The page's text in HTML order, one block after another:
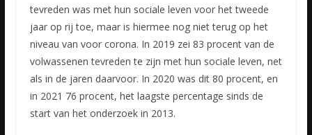
tevreden was met hun sociale leven voor het tweede
jaar op rij toe, maar is hiermee nog niet terug op het
niveau van voor corona. In 2019 zei 83 procent van de
volwassenen tevreden te zijn met hun sociale leven, net
als in de jaren daarvoor. In 2020 was dit 80 procent, en
in 2021 76 procent, het laagste percentage sinds de
start van het onderzoek in 2013.